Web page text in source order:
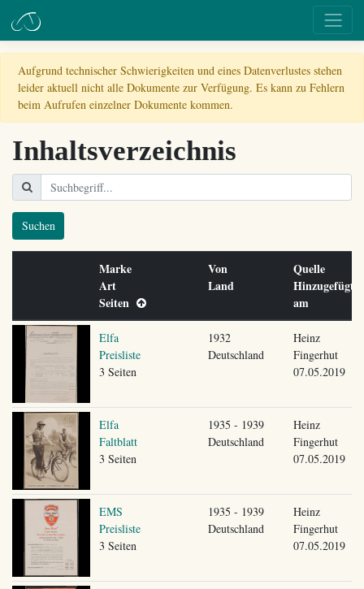
Aufgrund technischer Schwierigkeiten und eines Datenverlustes stehen
leider aktuell nicht alle Dokumente zur Verfügung. Es kann zu Fehlern
beim Aufrufen einzelner Dokumente kommen.
Inhaltsverzeichnis
Suchen
Marke
Art
Seiten
Von
Land
Quelle
Hinzugefügt
am
Elfa
Preisliste
3 Seiten
1932
Deutschland
Heinz
Fingerhut
07.05.2019
Elfa
Faltblatt
3 Seiten
1935 - 1939
Deutschland
Heinz
Fingerhut
07.05.2019
EMS
Preisliste
3 Seiten
1935 - 1939
Deutschland
Heinz
Fingerhut
07.05.2019